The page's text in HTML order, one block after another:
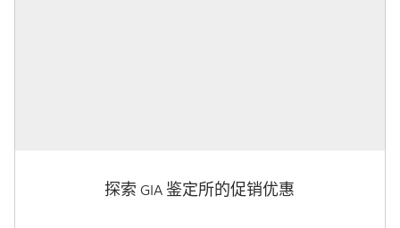
探索 GIA 鉴定所的促销优惠